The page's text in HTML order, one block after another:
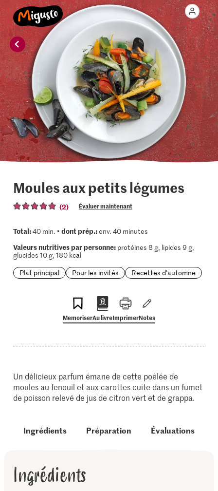
Moules aux petits légumes
(2) Évaluer maintenant
Total:40 min. • dont prép.:env. 40 minutes
Valeurs nutritives par personne:protéines 8 g, lipides 9 g,
glucides 10 g, 180 kcal
Plat principal
Pour les invités Recettes d'automne
MemoriserAu livreImprimerNotes
Un délicieux parfum émane de cette poêlée de
moules au fenouil et aux carottes cuite dans un fumet
de poisson relevé de jus de citron vert et de grappa.
Ingrédients Préparation Évaluations
Ingrédients